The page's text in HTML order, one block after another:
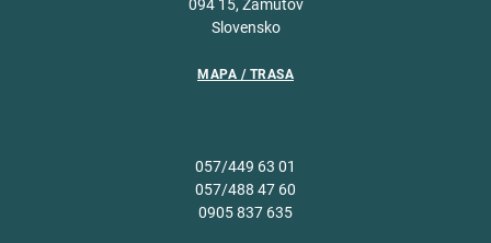
094 15, Zámutov
Slovensko
MAPA / TRASA
057/449 63 01
057/488 47 60
0905 837 635